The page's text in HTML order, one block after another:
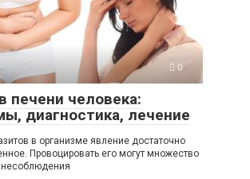
0
печени человека:
диагностика, лечение
в организме явление достаточно
Провоцировать его могут множество
несоблюдения